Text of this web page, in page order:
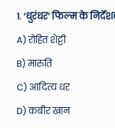
1. ‘धुरंधर’ फिल्म के
A) रोहित शेट्टी
B) मारुति
C) आदित्य धर
D) कबीर खान